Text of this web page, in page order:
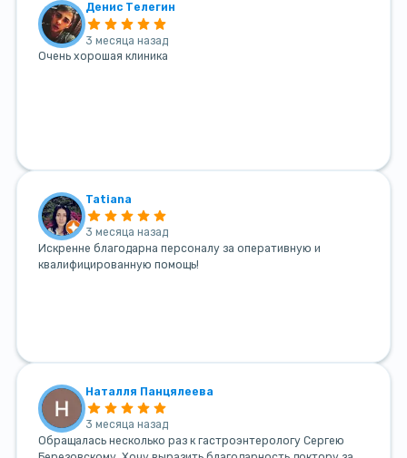
Денис Телегин
3 месяца назад
Очень хорошая клиника
Tatiana
3 месяца назад
Искренне благодарна персоналу за оперативную и
квалифицированную помощь!
Наталля Панцялеева
3 месяца назад
Обращалась несколько раз к гастроэнтерологу Сергею